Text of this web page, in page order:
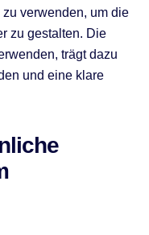
verwenden, um die
zu gestalten. Die
trägt dazu
und eine klare